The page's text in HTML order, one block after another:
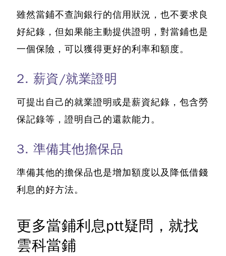
雖然當鋪不查詢銀行的信用狀況，也不要求良
好紀錄，但如果能主動提供證明，對當鋪也是
一個保險，可以獲得更好的利率和額度。
2. 薪資/就業證明
可提出自己的就業證明或是薪資紀錄，包含勞
保記錄等，證明自己的還款能力。
3. 準備其他擔保品
準備其他的擔保品也是增加額度以及降低借錢
利息的好方法。
更多當鋪利息ptt疑問，就找
雲科當鋪